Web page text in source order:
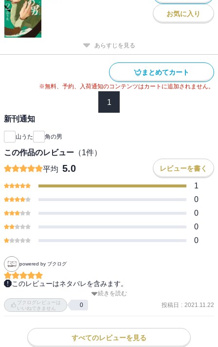
お気に入り
あらすじを見る
まとめてカート
※無料、予約、入荷通知のコンテンツはカートに追加されません。
1
新刊通知
山うた 角の男
この作品のレビュー （1件）
平均 5.0 レビューを書く
1
0
0
0
0
powered by ブクログ
このレビューはネタバレを含みます。
がむしゃらにがんばるユエが切ない。無実の罪で無抵抗で捕まった
のって、無理しないと守れないけど、状況的にいつまでも守れない
最後はジャオといい関係になれて良かった。
飛行機じゃなくて飛行船ができたのか～。フーは若い人と結婚した
続きを読む
ブクログレビューは
いいねできません
0 投稿日 : 2021.11.22
すべてのレビューを見る